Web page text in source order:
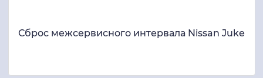
Сброс межсервисного интервала Nissan Juke